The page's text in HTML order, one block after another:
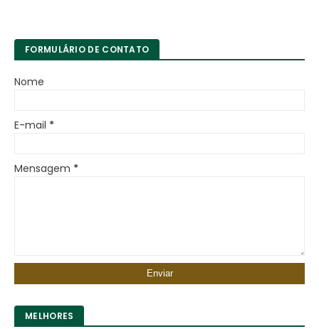
FORMULÁRIO DE CONTATO
Nome
E-mail *
Mensagem *
MELHORES